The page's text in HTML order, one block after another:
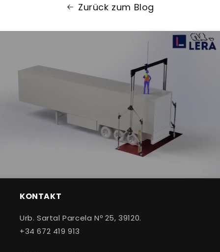
Zurück zum Blog
KONTAKT
Urb. Sartal Parcela Nº 25, 39120.
+34 672 419 913